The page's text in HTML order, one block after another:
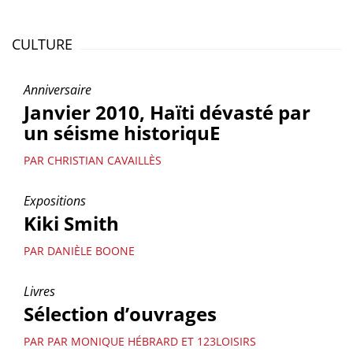
CULTURE
Anniversaire
Janvier 2010, Haïti dévasté par
un séisme historiquE
PAR CHRISTIAN CAVAILLÈS
Expositions
Kiki Smith
PAR DANIÈLE BOONE
Livres
Sélection d’ouvrages
PAR PAR MONIQUE HÉBRARD ET 123LOISIRS